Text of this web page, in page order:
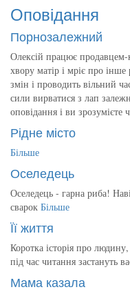
Оповідання
Порнозалежний
Олексій працює продавцем-
хвору матір і мріє про інше
змін і проводить вільний
сили вирватися з лап
оповідання і ви зрозумієте
Рідне місто
Більше
Оселедець
Оселедець - гарна риба!
сварок Більше
Її життя
Коротка історія про
під час читання застануть
Мама казала